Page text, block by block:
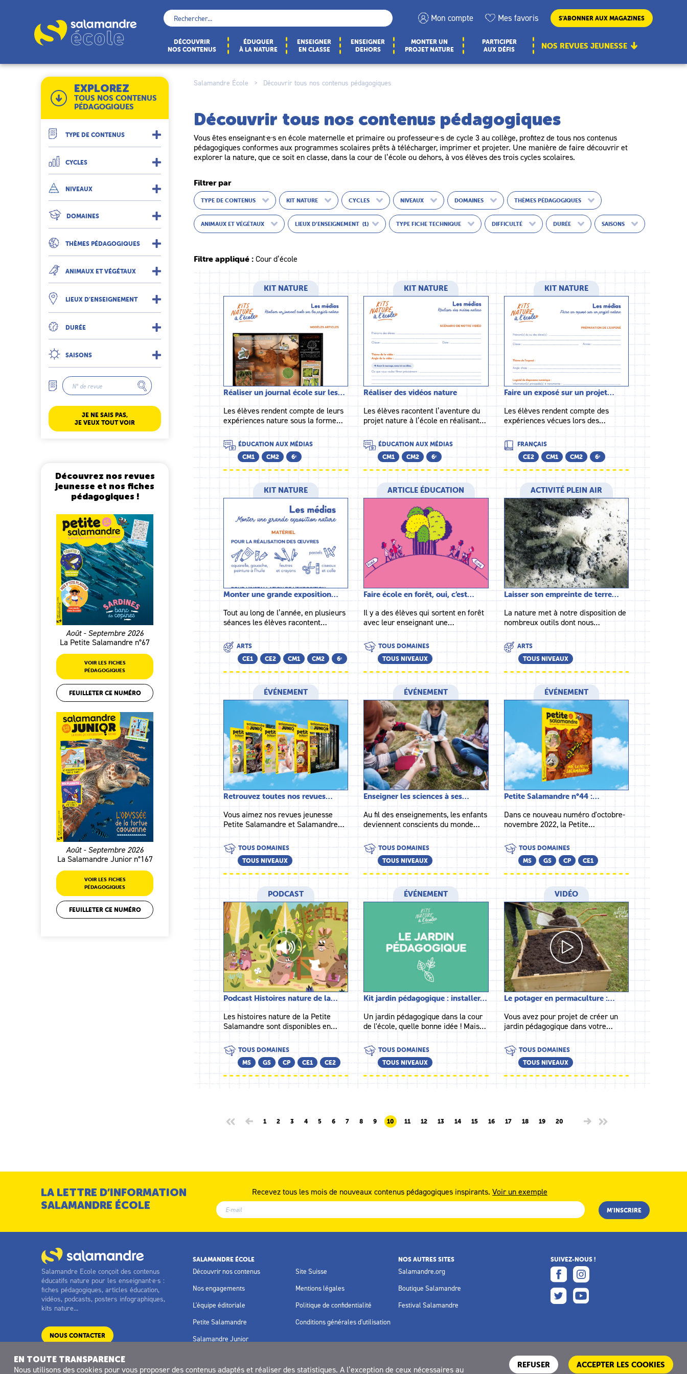
École
Rechercher :
Mon compte Mes favoris S’ABONNER AUX MAGAZINES
DÉCOUVRIR
NOS CONTENUS
ÉDUQUER
À LA NATURE
ENSEIGNER
EN CLASSE
ENSEIGNER
DEHORS
MONTER UN
PROJET NATURE
PARTICIPER
AUX DÉFIS
NOS REVUES JEUNESSE
EXPLOREZ
TOUS NOS CONTENUS
PÉDAGOGIQUES
TYPE DE CONTENUS
CYCLES
NIVEAUX
DOMAINES
THÈMES PÉDAGOGIQUES
ANIMAUX ET VÉGÉTAUX
LIEUX D’ENSEIGNEMENT
DURÉE
SAISONS
JE NE SAIS PAS,
JE VEUX TOUT VOIR
Découvrez nos revues
jeunesse et nos fiches
pédagogiques !
Août - Septembre 2026
La Petite Salamandre n°67
VOIR LES FICHES
PÉDAGOGIQUES
FEUILLETER CE NUMÉRO
Août - Septembre 2026
La Salamandre Junior n°167
VOIR LES FICHES
PÉDAGOGIQUES
FEUILLETER CE NUMÉRO
Salamandre École > Découvrir tous nos contenus pédagogiques
Découvrir tous nos contenus pédagogiques
Vous êtes enseignant·e·s en école maternelle et primaire ou professeur·e·s de cycle 3 au collège, profitez de tous nos contenus
pédagogiques conformes aux programmes scolaires prêts à télécharger, imprimer et projeter. Une manière de faire découvrir et
explorer la nature, que ce soit en classe, dans la cour de l’école ou dehors, à vos élèves des trois cycles scolaires.
Filtrer par
TYPE DE CONTENUS KIT NATURE CYCLES NIVEAUX DOMAINES THÈMES PÉDAGOGIQUES
ANIMAUX ET VÉGÉTAUX LIEUX D’ENSEIGNEMENT (1) TYPE FICHE TECHNIQUE DIFFICULTÉ DURÉE SAISONS
Filtre appliqué : Cour d’école
KIT NATURE
Réaliser un journal école sur les…
Les élèves rendent compte de leurs
expériences nature sous la forme…
ÉDUCATION AUX MÉDIAS
CM1
CM2 6ᵉ
KIT NATURE
Réaliser des vidéos nature
Les élèves racontent l’aventure du
projet nature à l’école en réalisant…
ÉDUCATION AUX MÉDIAS
CM1
CM2 6ᵉ
KIT NATURE
Faire un exposé sur un projet…
Les élèves rendent compte des
expériences vécues lors des…
FRANÇAIS
CE2
CM1 CM2 6ᵉ
KIT NATURE
Monter une grande exposition…
Tout au long de l’année, en plusieurs
séances les élèves racontent…
ARTS
CE1
CE2 CM1 CM2 6ᵉ
ARTICLE ÉDUCATION
Faire école en forêt, oui, c’est…
Il y a des élèves qui sortent en forêt
avec leur enseignant une…
TOUS DOMAINES
TOUS NIVEAUX
ACTIVITÉ PLEIN AIR
Laisser son empreinte de terre…
La nature met à notre disposition de
nombreux outils dont nous…
ARTS
TOUS NIVEAUX
ÉVÉNEMENT
Retrouvez toutes nos revues…
Vous aimez nos revues jeunesse
Petite Salamandre et Salamandre…
TOUS DOMAINES
TOUS NIVEAUX
ÉVÉNEMENT
Enseigner les sciences à ses…
Au fil des enseignements, les enfants
deviennent conscients du monde…
TOUS DOMAINES
TOUS NIVEAUX
ÉVÉNEMENT
Petite Salamandre n°44 :…
Dans ce nouveau numéro d'octobre-
novembre 2022, la Petite…
TOUS DOMAINES
MS
GS CP CE1
PODCAST
Podcast Histoires nature de la…
Les histoires nature de la Petite
Salamandre sont disponibles en…
TOUS DOMAINES
MS
GS CP CE1 CE2
ÉVÉNEMENT
Kit jardin pédagogique : installer…
Un jardin pédagogique dans la cour
de l'école, quelle bonne idée ! Mais…
TOUS DOMAINES
TOUS NIVEAUX
VIDÉO
Le potager en permaculture :…
Vous avez pour projet de créer un
jardin pédagogique dans votre…
TOUS DOMAINES
TOUS NIVEAUX
1 2 3 4 5 6 7 8 9 10 11 12 13 14 15 16 17 18 19 20
LA LETTRE D’INFORMATION
SALAMANDRE ÉCOLE
Recevez tous les mois de nouveaux contenus pédagogiques inspirants. Voir un exemple
Salamandre Ecole conçoit des contenus
éducatifs nature pour les enseignant·e·s :
fiches pédagogiques, articles éducation,
vidéos, podcasts, posters infographiques,
kits nature...
NOUS CONTACTER
SALAMANDRE ÉCOLE
Découvrir nos contenus
Nos engagements
L'équipe éditoriale
Petite Salamandre
Salamandre Junior
Site Suisse
Mentions légales
Politique de confidentialité
Conditions générales d'utilisation
NOS AUTRES SITES
Salamandre.org
Boutique Salamandre
Festival Salamandre
SUIVEZ-NOUS !
EN TOUTE TRANSPARENCE
Nous utilisons des cookiespour vous proposer des contenus adaptés et réaliser des statistiques. A l’exception de ceux nécessaires au REFUSER ACCEPTER LES COOKIES